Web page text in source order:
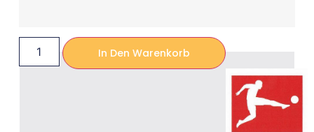
In Den Warenkorb